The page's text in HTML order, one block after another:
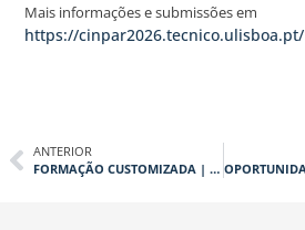
Mais informações e submissões em
https://cinpar2026.tecnico.ulisboa.pt/
ANTERIOR
FORMAÇÃO CUSTOMIZADA | SOLUÇÕES AJUSTADAS ÀS NECESSIDADES DAS ORGANIZAÇÕES